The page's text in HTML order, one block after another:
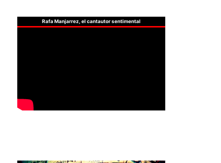
Rafa Manjarrez, el cantautor sentimental